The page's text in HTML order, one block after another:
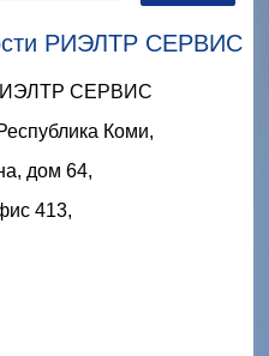
РИЭЛТР СЕРВИС
РИЭЛТР СЕРВИС
Коми,
дом 64,
413,